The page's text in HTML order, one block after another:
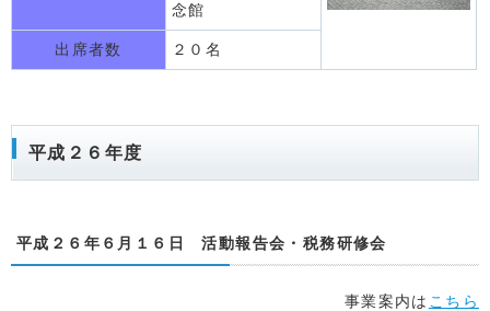
念館
出席者数 ２０名
平成２６年度
平成２６年６月１６日 活動報告会・税務研修会
事業案内は こちら